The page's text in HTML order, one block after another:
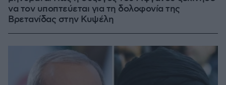
να τον υποπτεύεται για τη δολοφονία της
Βρετανίδας στην Κυψέλη